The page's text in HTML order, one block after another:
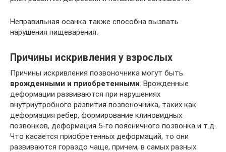
Неправильная осанка также способна вызвать
нарушения пищеварения.
Причины искривления у взрослых
Причины искривления позвоночника могут быть
врожденными и приобретенными. Врожденные
деформации развиваются при нарушениях
внутриутробного развития позвоночника, таких как
деформация ребер, формирование клиновидных
позвонков, деформация 5-го поясничного позвонка и т.д.
Что касается приобретенных деформаций, то они
развиваются гораздо чаще, причем, в самых разных